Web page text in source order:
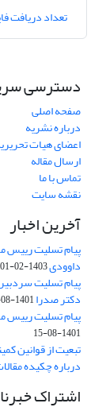
تعداد دریافت
دسترسی
صفحه اصلی
درباره نشریه
اعضای هیات
ارسال مقاله
تماس با ما
نقشه سایت
آخرین اخبار
پیام تسلیت
داوودی1403-02-01
پیام تسلیت
دکتر صدرا1401-08-15
پیام تسلیت
1401-08-15
تبعیت از قوانین
درباره چکیده
اشتراک